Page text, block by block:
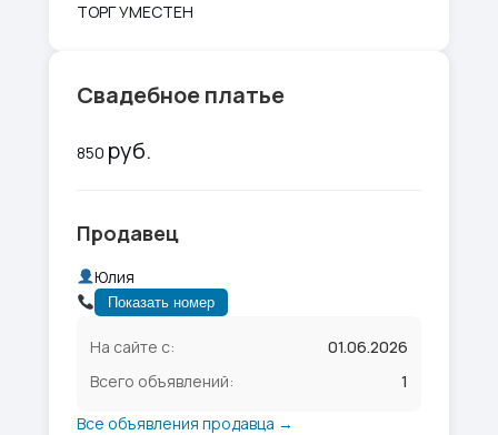
ТОРГ УМЕСТЕН
Свадебное платье
850 руб.
Продавец
Юлия
Показать номер
На сайте с:
01.06.2026
Всего объявлений:
1
Все объявления продавца →